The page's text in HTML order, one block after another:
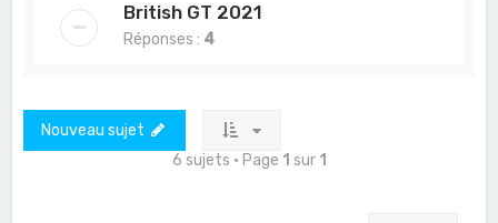
British GT 2021
Réponses : 4
Nouveau sujet
6 sujets • Page 1 sur 1